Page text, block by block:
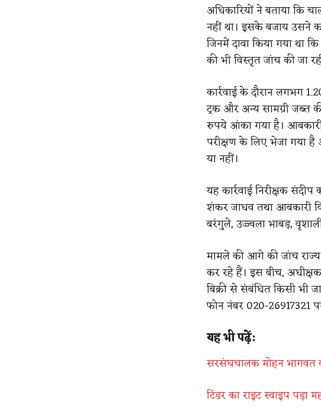
अधिकारियों ने बताया कि
नहीं था। इसके बजाय उसने
जिनमें दावा किया गया था
की भी विस्तृत जांच की जा
कार्रवाई के दौरान लगभग
ट्रक और अन्य सामग्री जब्त
रुपये आंका गया है। आबकारी
परीक्षण के लिए भेजा गया
या नहीं।
यह कार्रवाई निरीक्षक
शंकर जाधव तथा आबकारी
बरंगुले, उज्ज्वला भाबड़,
मामले की आगे की जांच
कर रहे हैं। इस बीच,
बिक्री से संबंधित किसी भी
फोन नंबर 020-26917321
यह भी पढ़ें:
सरसंघचालक मोहन भागवत की
टिंडर का राइट स्वाइप पड़ा